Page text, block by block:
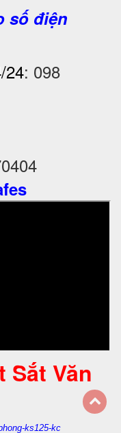
số điện
24: 098
Sắt Văn
ks125-kc